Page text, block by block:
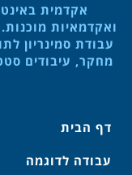
אקדמית
ואקדמאיות
עבודת סמינריון
מחקר, עיבודים
דף הבית
עבודה לדוגמה